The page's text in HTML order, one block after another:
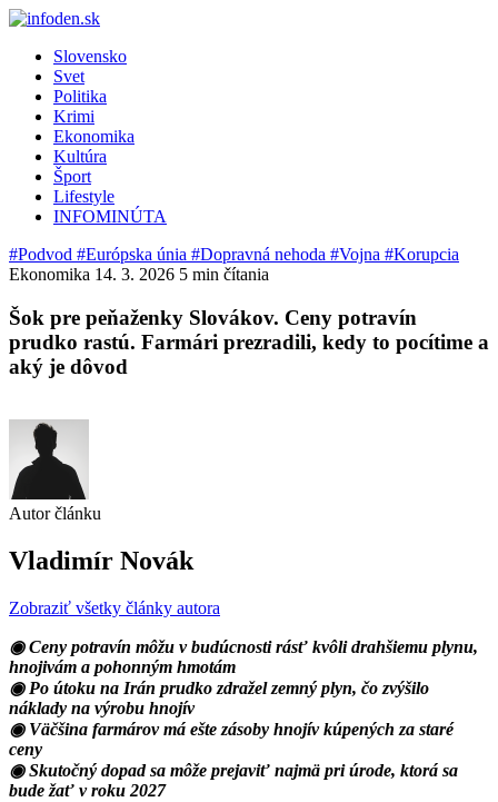
Slovensko
Svet
Politika
Krimi
Ekonomika
Kultúra
Šport
Lifestyle
INFOMINÚTA
#Podvod #Európska únia #Dopravná nehoda #Vojna #Korupcia
Ekonomika 14. 3. 2026 5 min čítania
Šok pre peňaženky Slovákov. Ceny potravín
prudko rastú. Farmári prezradili, kedy to pocítime a
aký je dôvod
Autor článku
Vladimír Novák
Zobraziť všetky články autora
◉ Ceny potravín môžu v budúcnosti rásť kvôli drahšiemu plynu,
hnojivám a pohonným hmotám
◉ Po útoku na Irán prudko zdražel zemný plyn, čo zvýšilo
náklady na výrobu hnojív
◉ Väčšina farmárov má ešte zásoby hnojív kúpených za staré
ceny
◉ Skutočný dopad sa môže prejaviť najmä pri úrode, ktorá sa
bude žať v roku 2027